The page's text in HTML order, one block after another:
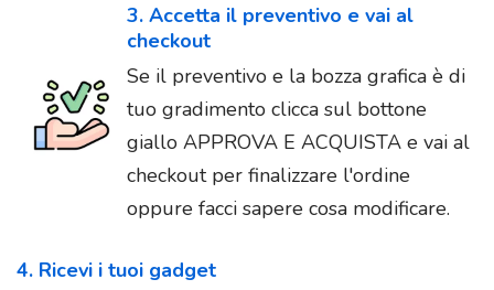
3. Accetta il preventivo e vai al
checkout
Se il preventivo e la bozza grafica è di
tuo gradimento clicca sul bottone
giallo APPROVA E ACQUISTA e vai al
checkout per finalizzare l'ordine
oppure facci sapere cosa modificare.
4. Ricevi i tuoi gadget